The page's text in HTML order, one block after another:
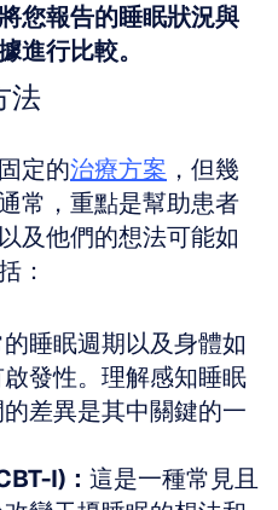
您報告的睡眠狀況與
進行比較。
法
定的治療方案 ，但幾
常，重點是幫助患者
及他們的想法可能如
：
睡眠週期以及身體如
發性。理解感知睡眠
差異是其中關鍵的一
I)： 這是一種常見且